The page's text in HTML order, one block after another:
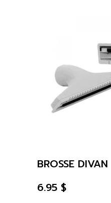
BROSSE DIVAN
6.95 $